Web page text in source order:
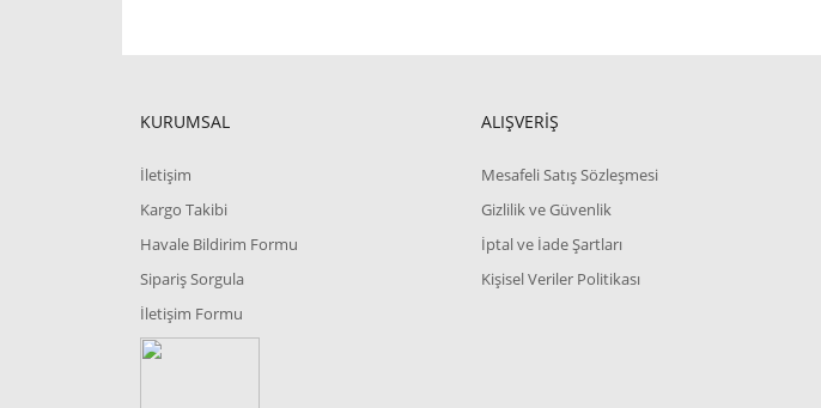
KURUMSAL
İletişim
Kargo Takibi
Havale Bildirim Formu
Sipariş Sorgula
İletişim Formu
ALIŞVERİŞ
Mesafeli Satış Sözleşmesi
Gizlilik ve Güvenlik
İptal ve İade Şartları
Kişisel Veriler Politikası